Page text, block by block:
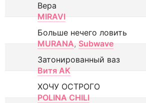
Вера
MIRAVI
Больше нечего ловить
MURANA, Subwave
Затонированный ваз
Витя АК
ХОЧУ ОСТРОГО
POLINA CHILI